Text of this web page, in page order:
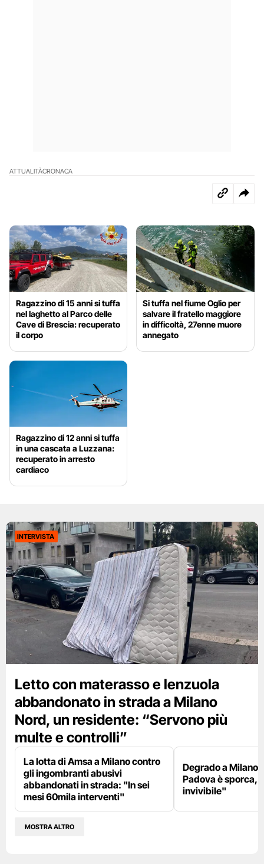
ATTUALITÀCRONACA
Ragazzino di 15 anni si tuffa
nel laghetto al Parco delle
Cave di Brescia: recuperato
il corpo
Si tuffa nel fiume Oglio per
salvare il fratello maggiore
in difficoltà, 27enne muore
annegato
Ragazzino di 12 anni si tuffa
in una cascata a Luzzana:
recuperato in arresto
cardiaco
INTERVISTA
Letto con materasso e lenzuola
abbandonato in strada a Milano
Nord, un residente: “Servono più
multe e controlli”
La lotta di Amsa a Milano contro
gli ingombranti abusivi
abbandonati in strada: "In sei
mesi 60mila interventi"
Degrado a Milano
Padova è sporca,
invivibile"
MOSTRA ALTRO